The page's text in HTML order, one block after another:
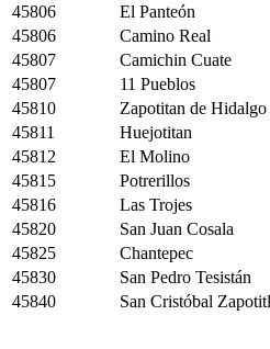
45806
El Panteón
45806
Camino Real
45807
Camichin Cuate
45807
11 Pueblos
45810
Zapotitan de Hidalgo
45811
Huejotitan
45812
El Molino
45815
Potrerillos
45816
Las Trojes
45820
San Juan Cosala
45825
Chantepec
45830
San Pedro Tesistán
45840
San Cristóbal